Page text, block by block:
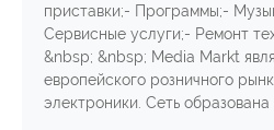
приставки;- Программы;-
Сервисные услуги;- Ремонт
&nbsp; &nbsp; Media Markt
европейского розничного
электроники. Сеть образована